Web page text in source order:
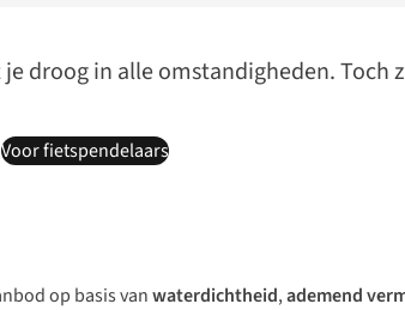
droog in alle omstandigheden.
Voor fietspendelaars
op basis vanwaterdichtheid,ademend